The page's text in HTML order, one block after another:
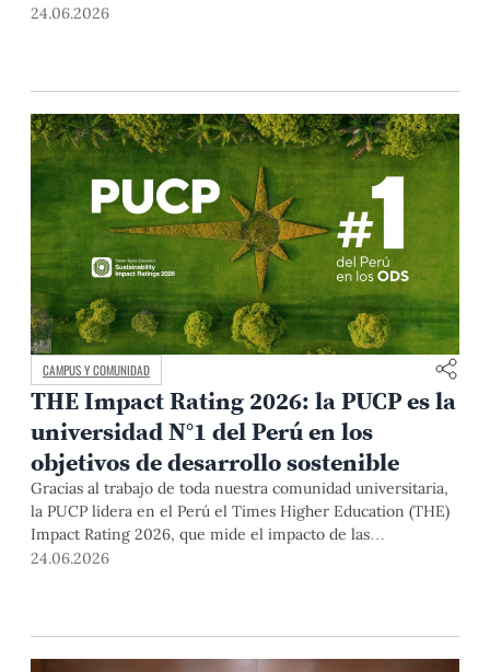
Elizabeth Salmón y Félix Reátegui analizan los riesgos para
24.06.2026
CAMPUS Y COMUNIDAD
THE Impact Rating 2026: la PUCP es la
universidad N°1 del Perú en los
objetivos de desarrollo sostenible
Gracias al trabajo de toda nuestra comunidad universitaria,
la PUCP lidera en el Perú el Times Higher Education (THE)
Impact Rating 2026, que mide el impacto de las
universidades respecto a los 17 objetivos de desarrollo
24.06.2026